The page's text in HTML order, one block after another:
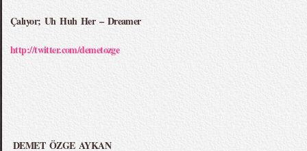
Çalıyor; Uh Huh Her – Dreamer
http://twitter.com/demetozge
DEMET ÖZGE AYKAN